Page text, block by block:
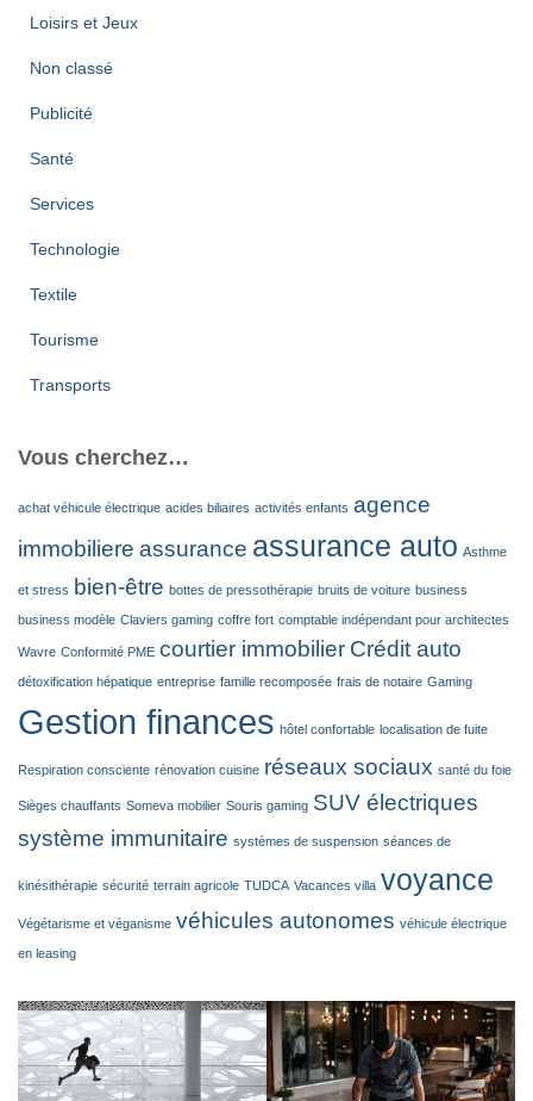
Loisirs et Jeux
Non classé
Publicité
Santé
Services
Technologie
Textile
Tourisme
Transports
Vous cherchez…
achat véhicule électrique acides biliaires activités enfants agence
immobiliere assurance assurance auto Asthme
et stress bien-être bottes de pressothérapie bruits de voiture business
business modèle Claviers gaming coffre fort comptable indépendant pour architectes
Wavre Conformité PME courtier immobilier Crédit auto
détoxification hépatique entreprise famille recomposée frais de notaire Gaming
Gestion finances hôtel confortable localisation de fuite
Respiration consciente rénovation cuisine réseaux sociaux santé du foie
Sièges chauffants Someva mobilier Souris gaming SUV électriques
système immunitaire systèmes de suspension séances de
kinésithérapie sécurité terrain agricole TUDCA Vacances villa voyance
Végétarisme et véganisme véhicules autonomes véhicule électrique
en leasing